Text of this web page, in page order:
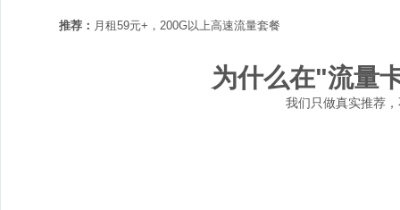
推荐： 月租59元+，200G以上高速流量套餐
为什么在"流量
我们只做真实推荐